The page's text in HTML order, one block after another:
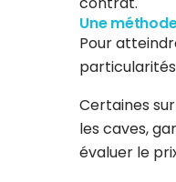
Une
Pour
Certaines
les caves,
évaluer le